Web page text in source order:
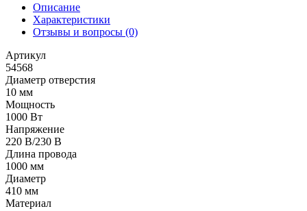
Описание
Характеристики
Отзывы и вопросы (0)
Артикул
54568
Диаметр отверстия
10 мм
Мощность
1000 Вт
Напряжение
220 В/230 В
Длина провода
1000 мм
Диаметр
410 мм
Материал